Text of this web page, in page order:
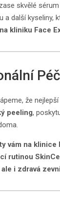
skvělé
a další kyseliny,
kliniku Face
že
peeling,
vám na
rutinou
i zdravá